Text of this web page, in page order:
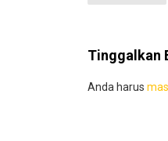
Tinggalkan
Anda harus